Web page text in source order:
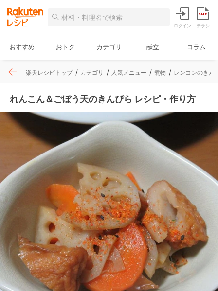
ログイン チラシ
おすすめ おトク カテゴリ 献立 コラム
楽天レシピトップ カテゴリ 人気メニュー 煮物 レンコンのきん
れんこん＆ごぼう天のきんぴら レシピ・作り方